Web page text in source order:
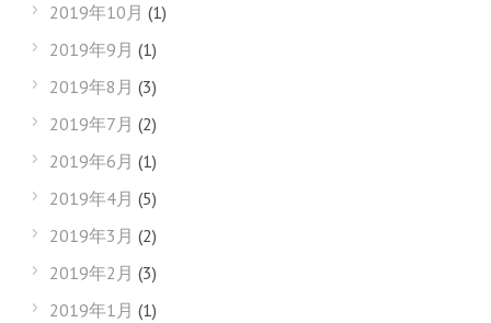
2019年10月 (1)
2019年9月 (1)
2019年8月 (3)
2019年7月 (2)
2019年6月 (1)
2019年4月 (5)
2019年3月 (2)
2019年2月 (3)
2019年1月 (1)